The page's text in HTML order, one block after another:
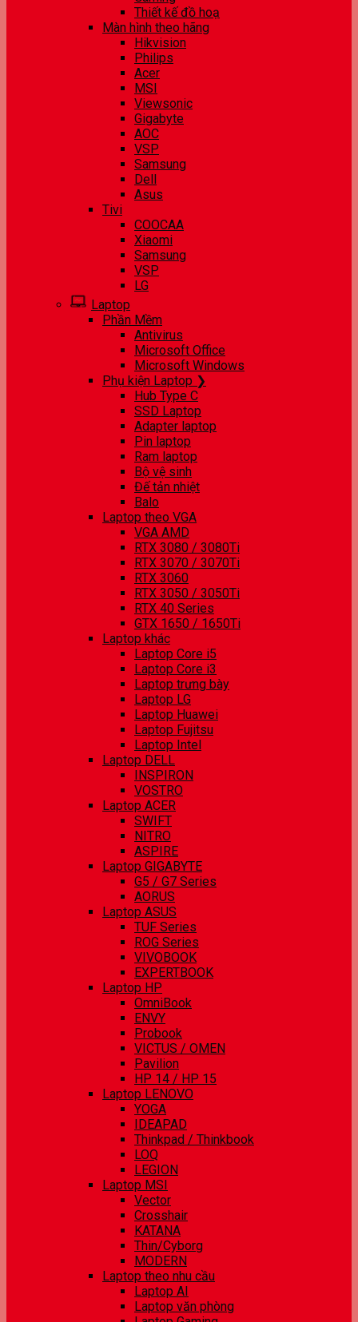
Thiết kế đồ hoạ
Màn hình theo hãng
Hikvision
Philips
Acer
MSI
Viewsonic
Gigabyte
AOC
VSP
Samsung
Dell
Asus
Tivi
COOCAA
Xiaomi
Samsung
VSP
LG
Laptop
Phần Mềm
Antivirus
Microsoft Office
Microsoft Windows
Phụ kiện Laptop ❯
Hub Type C
SSD Laptop
Adapter laptop
Pin laptop
Ram laptop
Bộ vệ sinh
Đế tản nhiệt
Balo
Laptop theo VGA
VGA AMD
RTX 3080 / 3080Ti
RTX 3070 / 3070Ti
RTX 3060
RTX 3050 / 3050Ti
RTX 40 Series
GTX 1650 / 1650Ti
Laptop khác
Laptop Core i5
Laptop Core i3
Laptop trưng bày
Laptop LG
Laptop Huawei
Laptop Fujitsu
Laptop Intel
Laptop DELL
INSPIRON
VOSTRO
Laptop ACER
SWIFT
NITRO
ASPIRE
Laptop GIGABYTE
G5 / G7 Series
AORUS
Laptop ASUS
TUF Series
ROG Series
VIVOBOOK
EXPERTBOOK
Laptop HP
OmniBook
ENVY
Probook
VICTUS / OMEN
Pavilion
HP 14 / HP 15
Laptop LENOVO
YOGA
IDEAPAD
Thinkpad / Thinkbook
LOQ
LEGION
Laptop MSI
Vector
Crosshair
KATANA
Thin/Cyborg
MODERN
Laptop theo nhu cầu
Laptop AI
Laptop văn phòng